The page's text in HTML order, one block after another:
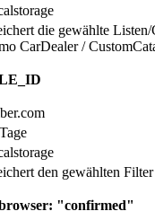
die gewählte
CarDealer /
den gewählten
"confirmed"